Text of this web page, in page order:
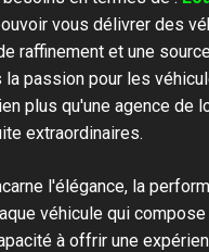
vous délivrer des
raffinement et une
passion pour les
plus qu'une agence de
extraordinaires.
l'élégance, la
véhicule qui
à offrir une